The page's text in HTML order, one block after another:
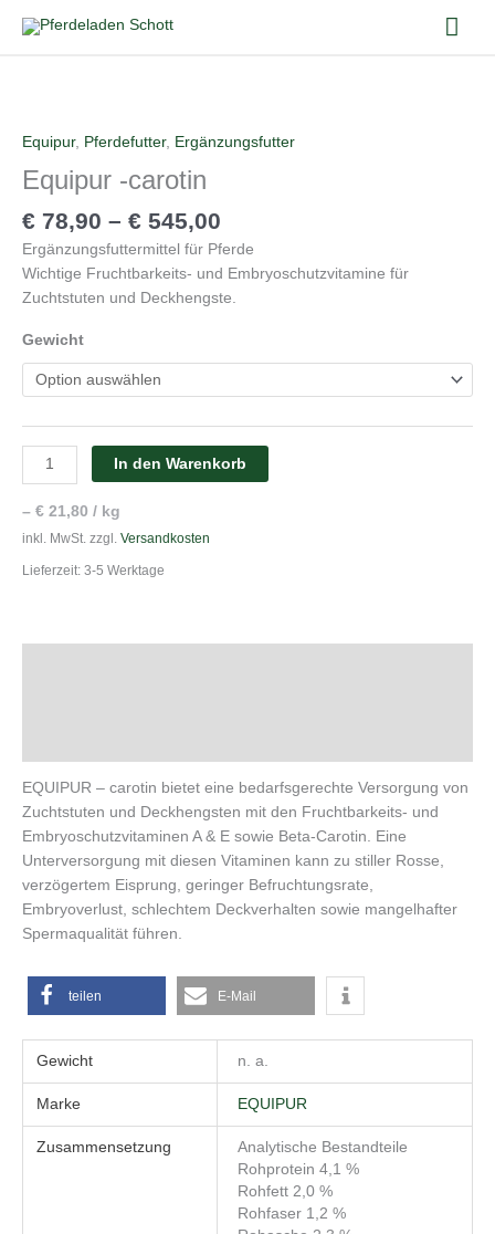
Inhalt
Equipur, Pferdefutter, Ergänzungsfutter
Equipur -carotin
€ 78,90 – € 545,00
Ergänzungsfuttermittel für Pferde
Wichtige Fruchtbarkeits- und Embryoschutzvitamine für
Zuchtstuten und Deckhengste.
Gewicht
Menge
In den Warenkorb
– € 21,80 / kg
inkl. MwSt. zzgl. Versandkosten
Lieferzeit: 3-5 Werktage
EQUIPUR – carotin bietet eine bedarfsgerechte Versorgung von
Zuchtstuten und Deckhengsten mit den Fruchtbarkeits- und
Embryoschutzvitaminen A & E sowie Beta-Carotin. Eine
Unterversorgung mit diesen Vitaminen kann zu stiller Rosse,
verzögertem Eisprung, geringer Befruchtungsrate,
Embryoverlust, schlechtem Deckverhalten sowie mangelhafter
Spermaqualität führen.
teilen E-Mail
Gewicht n. a.
Marke EQUIPUR
Zusammensetzung
Analytische Bestandteile
Rohprotein 4,1 %
Rohfett 2,0 %
Rohfaser 1,2 %